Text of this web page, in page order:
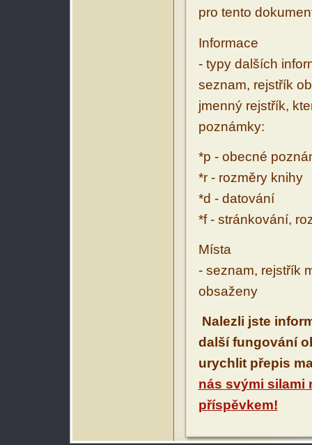
pro tento
Informace
- typy dalších
seznam, rejstřík
jmenný rejstřík,
poznámky:
*p - obecné
*r - rozměry knihy
*d - datování
*f - stránkování,
Místa
- seznam, rejstřík
obsaženy
Nalezli jste
další fungování
urychlit přepis
nás svými silami
příspěvkem!